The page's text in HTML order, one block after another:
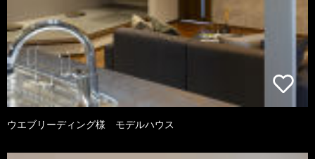
ウエブリーディング様 モデルハウス